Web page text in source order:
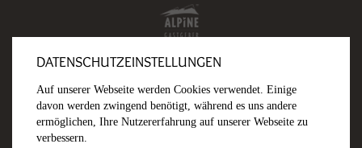
DATENSCHUTZEINSTELLUNGEN
Auf unserer Webseite werden Cookies verwendet. Einige
davon werden zwingend benötigt, während es uns andere
ermöglichen, Ihre Nutzererfahrung auf unserer Webseite zu
verbessern.